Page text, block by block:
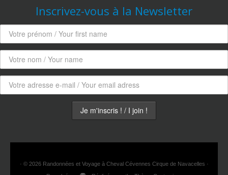
Inscrivez-vous à la Newsletter
· © 2026 Randonnées et Voyage à Cheval Cévennes Cirque de Navacelles ·